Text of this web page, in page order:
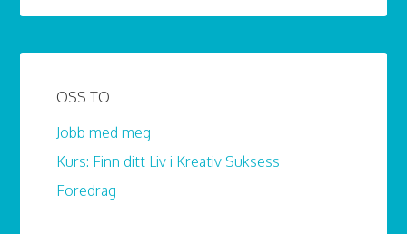
OSS TO
Jobb med meg
Kurs: Finn ditt Liv i Kreativ Suksess
Foredrag